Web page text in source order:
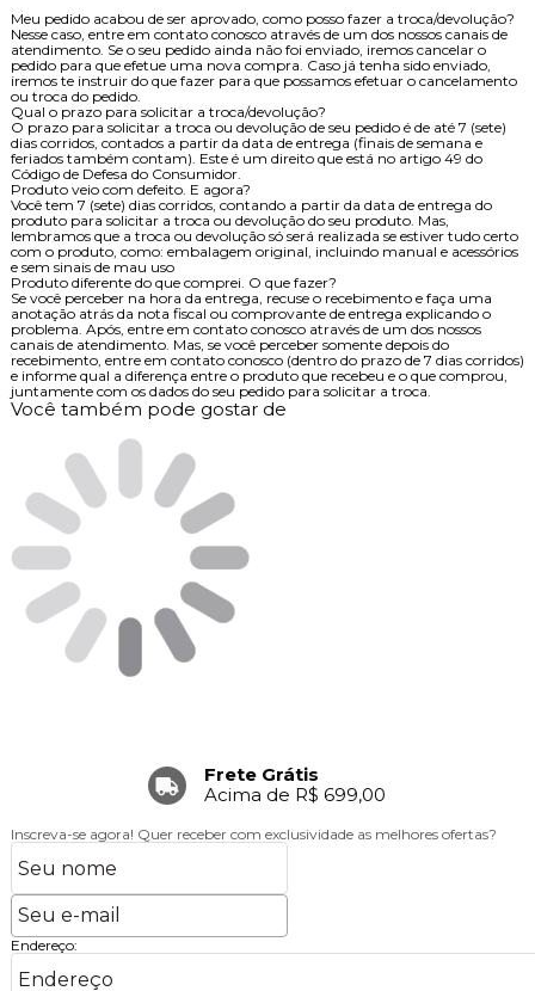
Meu pedido acabou de ser aprovado, como posso fazer a troca/devolução?
Nesse caso, entre em contato conosco através de um dos nossos canais de
atendimento. Se o seu pedido ainda não foi enviado, iremos cancelar o
pedido para que efetue uma nova compra. Caso já tenha sido enviado,
iremos te instruir do que fazer para que possamos efetuar o cancelamento
ou troca do pedido.
Qual o prazo para solicitar a troca/devolução?
O prazo para solicitar a troca ou devolução de seu pedido é de até 7 (sete)
dias corridos, contados a partir da data de entrega (finais de semana e
feriados também contam). Este é um direito que está no artigo 49 do
Código de Defesa do Consumidor.
Produto veio com defeito. E agora?
Você tem 7 (sete) dias corridos, contando a partir da data de entrega do
produto para solicitar a troca ou devolução do seu produto. Mas,
lembramos que a troca ou devolução só será realizada se estiver tudo certo
com o produto, como: embalagem original, incluindo manual e acessórios
e sem sinais de mau uso
Produto diferente do que comprei. O que fazer?
Se você perceber na hora da entrega, recuse o recebimento e faça uma
anotação atrás da nota fiscal ou comprovante de entrega explicando o
problema. Após, entre em contato conosco através de um dos nossos
canais de atendimento. Mas, se você perceber somente depois do
recebimento, entre em contato conosco (dentro do prazo de 7 dias corridos)
e informe qual a diferença entre o produto que recebeu e o que comprou,
juntamente com os dados do seu pedido para solicitar a troca.
Você também pode gostar de
Frete Grátis
Acima de R$ 699,00
Inscreva-se agora! Quer receber com exclusividade as melhores ofertas?
Endereço: